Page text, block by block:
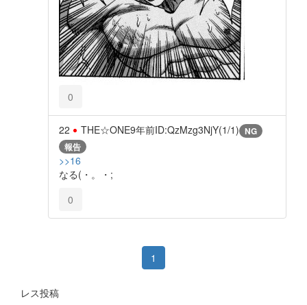
0
22 THE☆ONE9年前ID:QzMzg3NjY(1/1) NG
報告
>>16
なる(・。・;
0
1
レス投稿